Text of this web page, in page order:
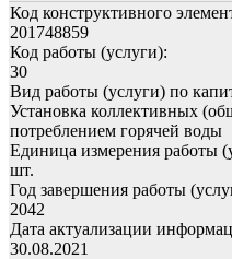
Код конструктивного
201748859
Код работы (услуги):
30
Вид работы (услуги) по
Установка коллективных
потреблением горячей воды
Единица измерения работы
шт.
Год завершения работы
2042
Дата актуализации
30.08.2021